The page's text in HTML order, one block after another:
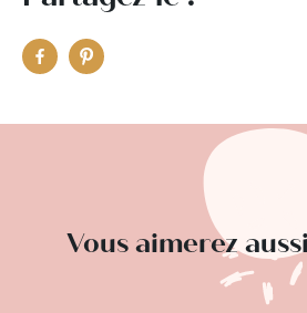
Vous aimerez